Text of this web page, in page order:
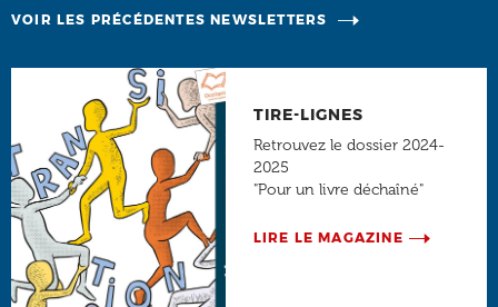
VOIR LES PRÉCÉDENTES NEWSLETTERS
TIRE-LIGNES
Retrouvez le dossier 2024-
2025
"Pour un livre déchaîné"
LIRE LE MAGAZINE